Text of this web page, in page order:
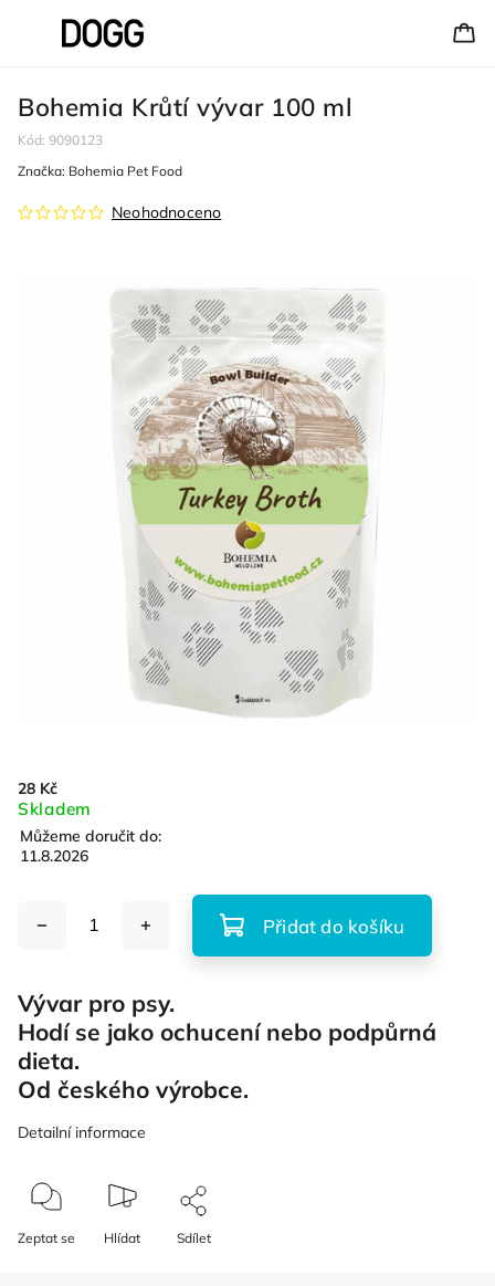
Bohemia Krůtí vývar 100 ml
Kód: 9090123
Neohodnoceno
Značka: Bohemia Pet Food
28 Kč
Skladem
Můžeme doručit do:
11.8.2026
Přidat do košíku
Vývar pro psy.
Hodí se jako ochucení nebo podpůrná
dieta.
Od českého výrobce.
Detailní informace
Zeptat se Hlídat Sdílet